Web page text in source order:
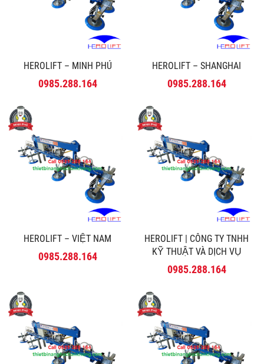
HEROLIFT – MINH PHÚ
0985.288.164
HEROLIFT – SHANGHAI
0985.288.164
HEROLIFT – VIỆT NAM
0985.288.164
HEROLIFT | CÔNG TY TNHH
KỸ THUẬT VÀ DỊCH VỤ
MINH PHÚ
0985.288.164